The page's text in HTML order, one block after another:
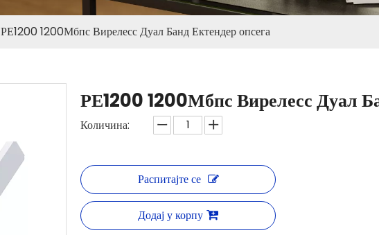
РЕ1200 1200Мбпс Вирелесс Дуал Банд Ектендер опсега
РЕ1200 1200Мбпс Вирелесс Дуал
Количина:
Распитајте се
Додај у корпу